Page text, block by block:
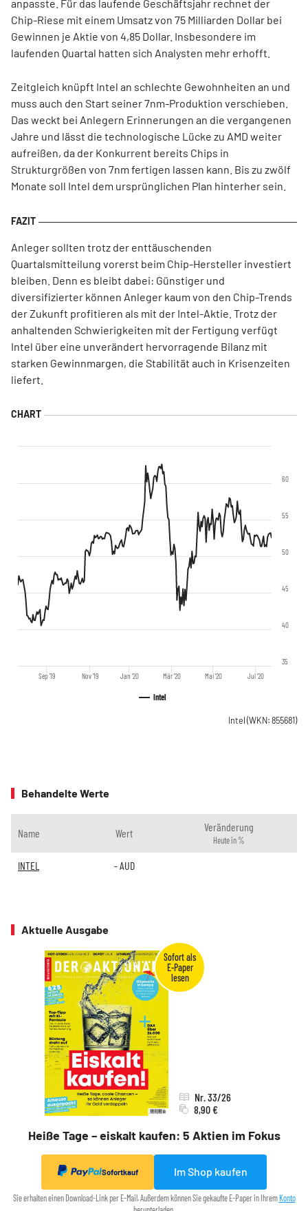
anpasste. Für das laufende Geschäftsjahr rechnet der
Chip-Riese mit einem Umsatz von 75 Milliarden Dollar bei
Gewinnen je Aktie von 4,85 Dollar. Insbesondere im
laufenden Quartal hatten sich Analysten mehr erhofft.
Zeitgleich knüpft Intel an schlechte Gewohnheiten an und
muss auch den Start seiner 7nm-Produktion verschieben.
Das weckt bei Anlegern Erinnerungen an die vergangenen
Jahre und lässt die technologische Lücke zu AMD weiter
aufreißen, da der Konkurrent bereits Chips in
Strukturgrößen von 7nm fertigen lassen kann. Bis zu zwölf
Monate soll Intel dem ursprünglichen Plan hinterher sein.
Anleger sollten trotz der enttäuschenden
Quartalsmitteilung vorerst beim Chip-Hersteller investiert
bleiben. Denn es bleibt dabei: Günstiger und
diversifizierter können Anleger kaum von den Chip-Trends
der Zukunft profitieren als mit der Intel-Aktie. Trotz der
anhaltenden Schwierigkeiten mit der Fertigung verfügt
Intel über eine unverändert hervorragende Bilanz mit
starken Gewinnmargen, die Stabilität auch in Krisenzeiten
liefert.
Intel
Sep '19 Nov '19 Jan '20 Mär '20 Mai '20 Jul '20
35
40
45
50
55
60
Intel (WKN: 855681)
Behandelte Werte
Name Wert Veränderung
Heute in %
INTEL -AUD
Aktuelle Ausgabe
Heiße Tage – eiskalt kaufen: 5 Aktien im Fokus
Nr. 33/26
8,90 €
Sofortkauf Im Shop kaufen
Sie erhalten einen Download-Link per E-Mail. Außerdem können Sie gekaufte E-Paper in IhremKonto